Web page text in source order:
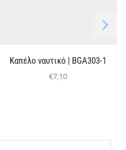
Καπέλο ναυτικό | BGΑ303-1
€7,10